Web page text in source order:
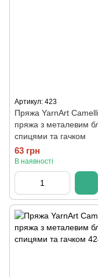
Артикул: 423
Пряжа YarnArt
пряжа з металевим
спицями та гачком
63 грн
В наявності